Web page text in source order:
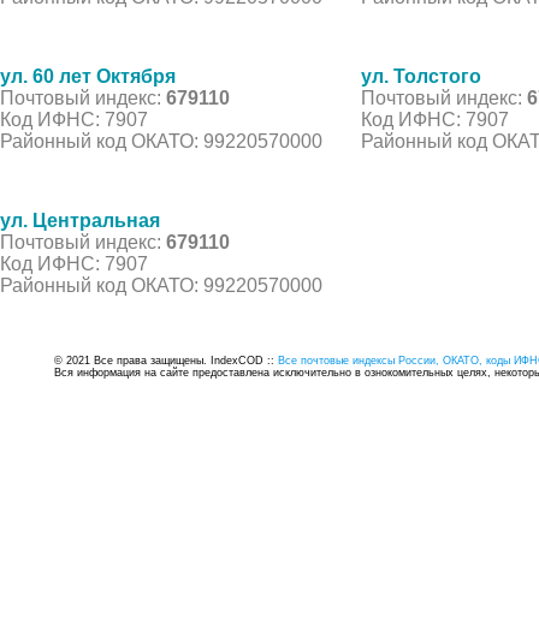
ул. 60 лет Октября
Почтовый индекс: 679110
Код ИФНС: 7907
Районный код ОКАТО: 99220570000
ул. Толстого
Почтовый индекс:
Код ИФНС: 7907
Районный код
ул. Центральная
Почтовый индекс: 679110
Код ИФНС: 7907
Районный код ОКАТО: 99220570000
© 2021 Все права защищены. IndexCOD :: Все почтовые индексы России, ОКАТО, коды
Вся информация на сайте предоставлена исключительно в ознокомительных целях,